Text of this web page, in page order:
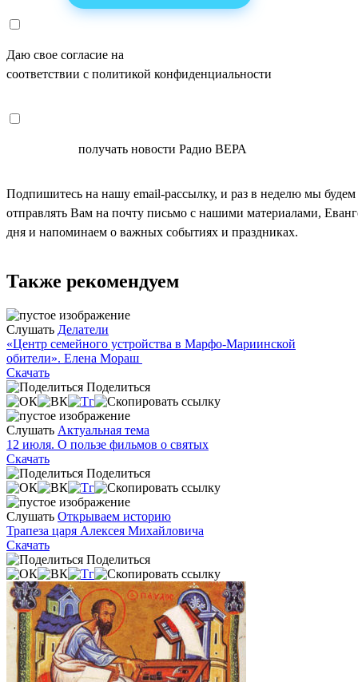
Даю свое согласие на
соответствии с политикой конфиденциальности
получать новости Радио ВЕРА
Подпишитесь на нашу email-рассылку, и раз в неделю мы будем
отправлять Вам на почту письмо с нашими материалами,
дня и напоминаем о важных событиях и праздниках.
Также рекомендуем
Слушать Делатели
«Центр семейного устройства в Марфо-Мариинской
обители». Елена Мораш
Скачать
Поделиться
Слушать Актуальная тема
12 июля. О пользе фильмов о святых
Скачать
Поделиться
Слушать Открываем историю
Трапеза царя Алексея Михайловича
Скачать
Поделиться